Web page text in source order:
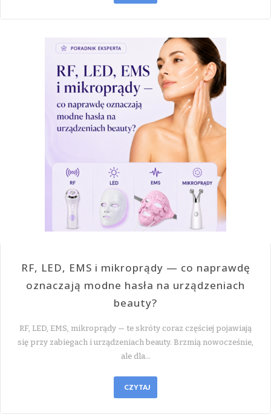
RF, LED, EMS i mikroprądy — co naprawdę
oznaczają modne hasła na urządzeniach
beauty?
RF, LED, EMS, mikroprądy — te skróty coraz częściej pojawiają
się przy zabiegach i urządzeniach beauty. Brzmią nowocześnie,
ale dla…
CZYTAJ